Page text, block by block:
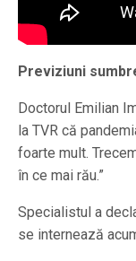
Previziuni
Doctorul Emilian
la TVR că
foarte mult.
în ce mai rău.”
Specialistul a
se internează